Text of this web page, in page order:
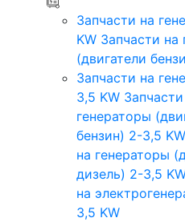
Запчасти на
KW Запчасти на
(двигатели
Запчасти на
3,5 KW
генераторы
бензин) 2-3,5 KW
на генераторы
дизель) 2-3,5
на
3,5 KW